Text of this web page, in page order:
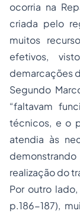
ocorria na
criada pelo
muitos
efetivos,
demarcações
Segundo
“faltavam
técnicos, e o
atendia às
realização do
Por outro
p.186-187),